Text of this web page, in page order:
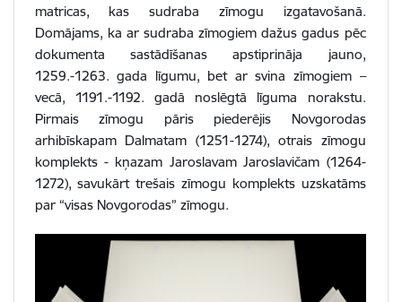
matricas, kas sudraba zīmogu izgatavošanā.
Domājams, ka ar sudraba zīmogiem dažus gadus pēc
dokumenta sastādīšanas apstiprināja jauno,
1259.-1263. gada līgumu, bet ar svina zīmogiem –
vecā, 1191.-1192. gadā noslēgtā līguma norakstu.
Pirmais zīmogu pāris piederējis Novgorodas
arhibīskapam Dalmatam (1251-1274), otrais zīmogu
komplekts - kņazam Jaroslavam Jaroslavičam (1264-
1272), savukārt trešais zīmogu komplekts uzskatāms
par “visas Novgorodas” zīmogu.